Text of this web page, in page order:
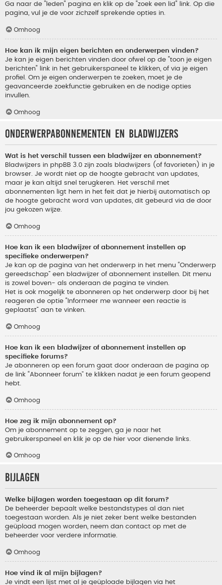
Ga naar de "leden" pagina en klik op de "zoek een lid" link. Op die
pagina, vul je de voor zichzelf sprekende opties in.
Omhoog
Hoe kan ik mijn eigen berichten en onderwerpen vinden?
Je kan je eigen berichten vinden door ofwel op de "toon je eigen
berichten" link in het gebruikerspaneel te klikken, of via je eigen
profiel. Om je eigen onderwerpen te zoeken, moet je de
geavanceerde zoekfunctie gebruiken en de nodige opties
invullen.
Omhoog
Onderwerpabonnementen en bladwijzers
Wat is het verschil tussen een bladwijzer en abonnement?
Bladwijzers in phpBB 3.0 zijn zoals bladwijzers (of favorieten) in je
browser. Je wordt niet op de hoogte gebracht van updates,
maar je kan altijd snel terugkeren. Het verschil met
abonnementen ligt hem in het feit dat je hierbij automatisch op
de hoogte gebracht word van updates, dit gebeurd via de door
jou gekozen wijze.
Omhoog
Hoe kan ik een bladwijzer of abonnement instellen op
specifieke onderwerpen?
Je kan op de pagina van het onderwerp in het menu “Onderwerp
gereedschap” een bladwijzer of abonnement instellen. Dit menu
is zowel boven- als onderaan de pagina te vinden.
Het is ook mogelijk te abonneren op het onderwerp door bij het
reageren de optie “Informeer me wanneer een reactie is
geplaatst” aan te vinken.
Omhoog
Hoe kan ik een bladwijzer of abonnement instellen op
specifieke forums?
Je abonneren op een forum gaat door onderaan de pagina op
de link “Abonneer forum” te klikken nadat je een forum geopend
hebt.
Omhoog
Hoe zeg ik mijn abonnement op?
Om je abonnement op te zeggen, ga je naar het
gebruikerspaneel en klik je op de hier voor dienende links.
Omhoog
Bijlagen
Welke bijlagen worden toegestaan op dit forum?
De beheerder bepaalt welke bestandstypes al dan niet
toegestaan worden. Als je niet zeker bent welke bestanden
geüpload mogen worden, neem dan contact op met de
beheerder voor verdere informatie.
Omhoog
Hoe vind ik al mijn bijlagen?
Je vindt een lijst met al je geüploade bijlagen via het